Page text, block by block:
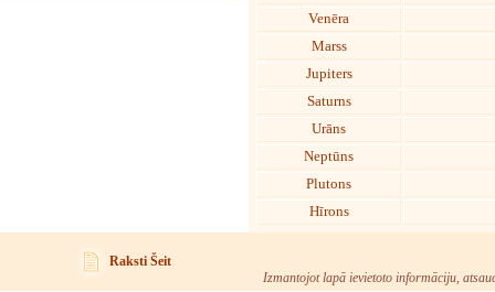
Venēra
Marss
Jupiters
Saturns
Urāns
Neptūns
Plutons
Hīrons
Raksti Šeit
Izmantojot lapā ievietoto informāciju,